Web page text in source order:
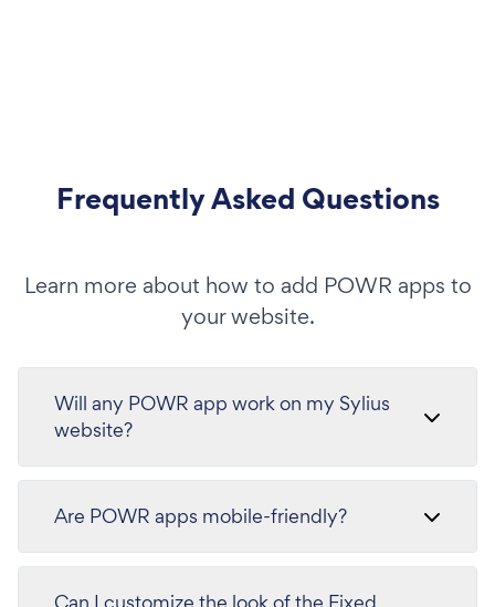
Frequently Asked Questions
Learn more about how to add POWR apps to
your website.
Will any POWR app work on my Sylius
website?
Are POWR apps mobile-friendly?
Can I customize the look of the Fixed